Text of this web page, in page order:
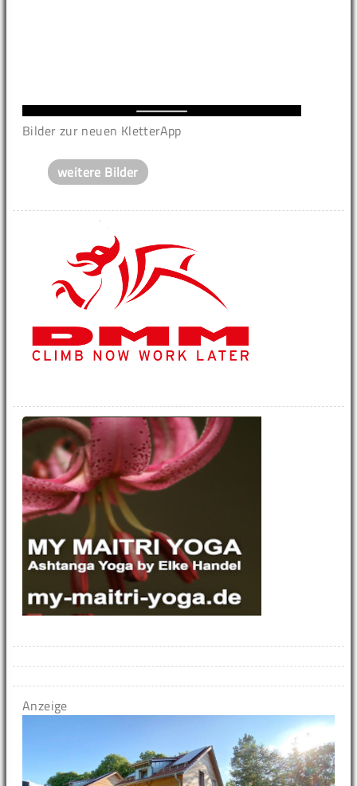
Bilder zur neuen KletterApp
weitere Bilder
Anzeige